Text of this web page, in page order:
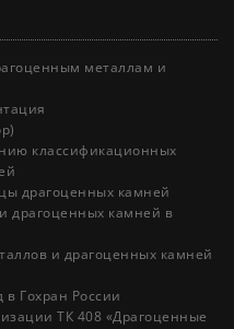
металлам и
классификационных
драгоценных камней
драгоценных камней в
и драгоценных камней
в Гохран России
ТК 408 «Драгоценные